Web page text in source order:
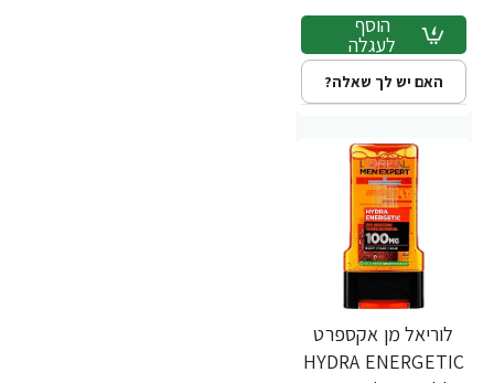
הוסף
לעגלה
האם יש לך שאלה?
לוריאל מן אקספרט
HYDRA ENERGETIC